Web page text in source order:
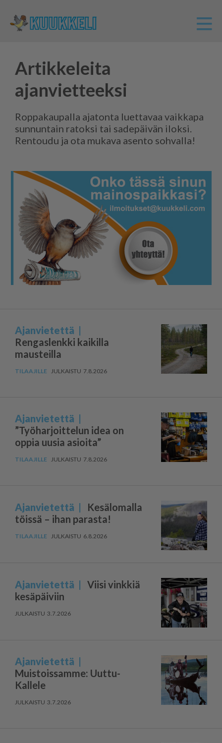
Artikkeleita
ajanvietteeksi
Roppakaupalla ajatonta luettavaa vaikkapa
sunnuntain ratoksi tai sadepäivän iloksi.
Rentoudu ja ota mukava asento sohvalla!
Ajanvietettä
Rengaslenkki kaikilla
mausteilla
7.8.2026
Ajanvietettä
”Työharjoittelun idea on
oppia uusia asioita”
7.8.2026
Ajanvietettä
Kesälomalla
töissä – ihan parasta!
6.8.2026
Ajanvietettä
Viisi vinkkiä
kesäpäiviin
3.7.2026
Ajanvietettä
Muistoissamme: Uuttu-
Kallele
3.7.2026